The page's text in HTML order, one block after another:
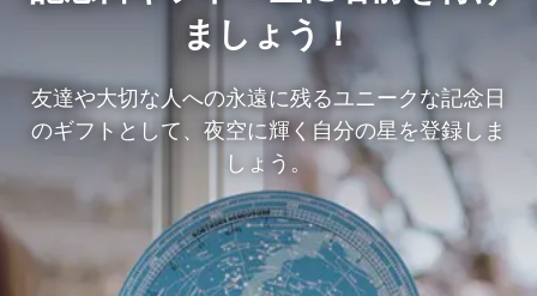
ましょう！
友達や大切な人への永遠に残るユニークな記念日
のギフトとして、夜空に輝く自分の星を登録しま
しょう。